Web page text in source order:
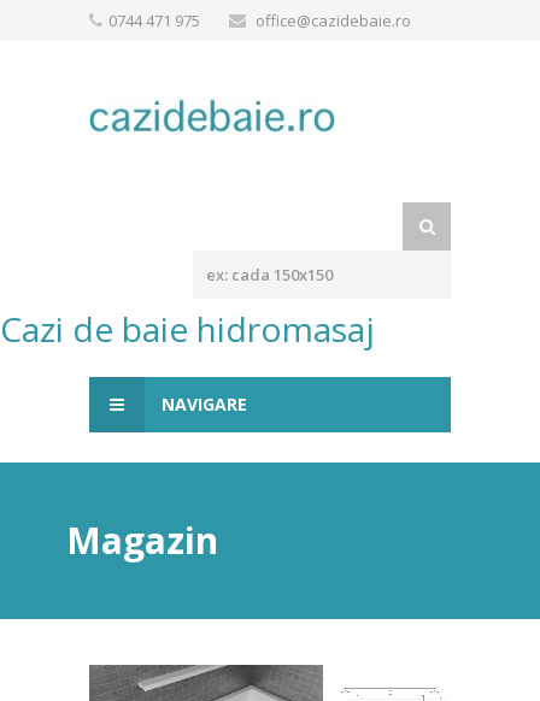
0744 471 975 office@cazidebaie.ro
Cazi de baie hidromasaj
NAVIGARE
Magazin